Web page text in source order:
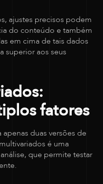
ajustes precisos podem
do conteúdo e também
em cima de tais dados
superior aos seus
fatores
apenas duas versões de
é uma
que permite testar